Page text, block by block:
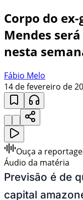
Corpo do
Mendes
nesta
Fábio Melo
14 de fevereiro de
Ouça a
Áudio da matéria
Previsão é de
capital